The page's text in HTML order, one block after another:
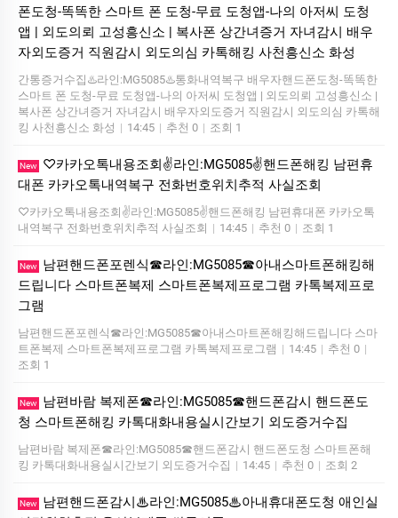
폰도청-똑똑한 스마트 폰 도청-무료 도청앱-나의 아저씨 도청
앱 | 외도의뢰 고성흥신소 | 복사폰 상간녀증거 자녀감시 배우
자외도증거 직원감시 외도의심 카톡해킹 사천흥신소 화성
간통증거수집♨️라인:MG5085♨️통화내역복구 배우자핸드폰도청-똑똑한
스마트 폰 도청-무료 도청앱-나의 아저씨 도청앱 | 외도의뢰 고성흥신소 |
복사폰 상간녀증거 자녀감시 배우자외도증거 직원감시 외도의심 카톡해
킹 사천흥신소 화성 | 14:45 | 추천 0 | 조회 1
New
♡카카오톡내용조회✌️라인:MG5085✌️핸드폰해킹 남편휴
대폰 카카오톡내역복구 전화번호위치추적 사실조회
♡카카오톡내용조회✌️라인:MG5085✌️핸드폰해킹 남편휴대폰 카카오톡
내역복구 전화번호위치추적 사실조회 | 14:45 | 추천 0 | 조회 1
New
남편핸드폰포렌식☎라인:MG5085☎아내스마트폰해킹해
드립니다 스마트폰복제 스마트폰복제프로그램 카톡복제프로
그램
남편핸드폰포렌식☎라인:MG5085☎아내스마트폰해킹해드립니다 스마
트폰복제 스마트폰복제프로그램 카톡복제프로그램 | 14:45 | 추천 0 |
조회 1
New
남편바람 복제폰☎라인:MG5085☎핸드폰감시 핸드폰도
청 스마트폰해킹 카톡대화내용실시간보기 외도증거수집
남편바람 복제폰☎라인:MG5085☎핸드폰감시 핸드폰도청 스마트폰해
킹 카톡대화내용실시간보기 외도증거수집 | 14:45 | 추천 0 | 조회 2
New
남편핸드폰감시♨라인:MG5085♨아내휴대폰도청 애인실